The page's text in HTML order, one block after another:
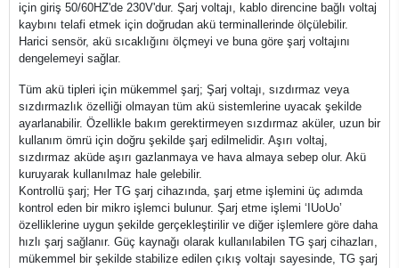
için giriş 50/60HZ'de 230V'dur. Şarj voltajı, kablo direncine bağlı voltaj
kaybını telafi etmek için doğrudan akü terminallerinde ölçülebilir.
Harici sensör, akü sıcaklığını ölçmeyi ve buna göre şarj voltajını
dengelemeyi sağlar.
Tüm akü tipleri için mükemmel şarj; Şarj voltajı, sızdırmaz veya
sızdırmazlık özelliği olmayan tüm akü sistemlerine uyacak şekilde
ayarlanabilir. Özellikle bakım gerektirmeyen sızdırmaz aküler, uzun bir
kullanım ömrü için doğru şekilde şarj edilmelidir. Aşırı voltaj,
sızdırmaz aküde aşırı gazlanmaya ve hava almaya sebep olur. Akü
kuruyarak kullanılmaz hale gelebilir.
Kontrollü şarj; Her TG şarj cihazında, şarj etme işlemini üç adımda
kontrol eden bir mikro işlemci bulunur. Şarj etme işlemi ‘IUoUo’
özelliklerine uygun şekilde gerçekleştirilir ve diğer işlemlere göre daha
hızlı şarj sağlanır. Güç kaynağı olarak kullanılabilen TG şarj cihazları,
mükemmel bir şekilde stabilize edilen çıkış voltajı sayesinde, TG şarj